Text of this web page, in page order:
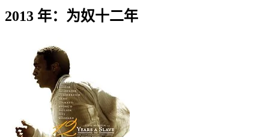
2013 年：为奴十二年